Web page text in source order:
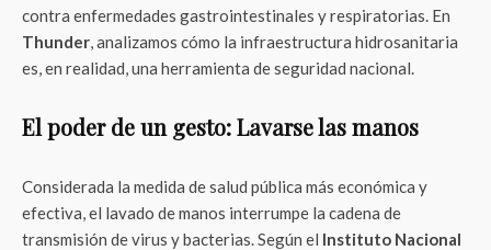
contra enfermedades gastrointestinales y respiratorias. En
Thunder, analizamos cómo la infraestructura hidrosanitaria
es, en realidad, una herramienta de seguridad nacional.
El poder de un gesto: Lavarse las manos
Considerada la medida de salud pública más económica y
efectiva, el lavado de manos interrumpe la cadena de
transmisión de virus y bacterias. Según el Instituto Nacional